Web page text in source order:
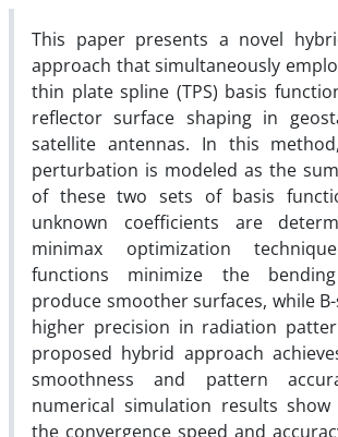
This paper presents a novel
approach that simultaneously
thin plate spline (TPS) basis
reflector surface shaping in
satellite antennas. In this
perturbation is modeled as the
of these two sets of basis
unknown coefficients are
minimax optimization
functions minimize the
produce smoother surfaces, while
higher precision in radiation
proposed hybrid approach
smoothness and pattern
numerical simulation results
the convergence speed and